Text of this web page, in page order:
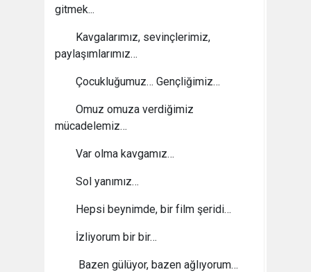
gitmek...
Kavgalarımız, sevinçlerimiz,
paylaşımlarımız…
Çocukluğumuz… Gençliğimiz…
Omuz omuza verdiğimiz
mücadelemiz…
Var olma kavgamız…
Sol yanımız…
Hepsi beynimde, bir film şeridi…
İzliyorum bir bir…
Bazen gülüyor, bazen ağlıyorum…